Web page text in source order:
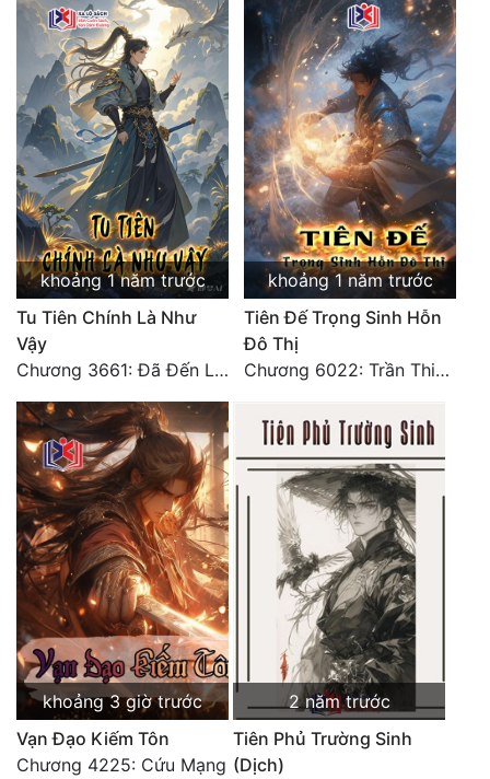
Tu Chân
Tu Tiên
Tội Phạm
Vô Địch
Võ Hiệp
Võng Du
Xuyên Không
Xuyên Nhanh
Xuyên Sách
Xuyên Thư
Điền Văn
Đô Thị
Đông Phương
Đông Phương Huyền Huyễn
Đồng Nhân
Cẩu Đạo Trường Sinh
Ngự Thú
khoảng 1 năm trước
Tu Tiên Chính Là Như
Vậy
Chương 3661: Đã Đến Lân Thú Quốc
khoảng 1 năm trước
Tiên Đế Trọng Sinh Hỗn
Đô Thị
Chương 6022: Trần Thiên lão tổ
khoảng 3 giờ trước
Vạn Đạo Kiếm Tôn
Chương 4225: Cứu Mạng
2 năm trước
Tiên Phủ Trường Sinh
(Dịch)